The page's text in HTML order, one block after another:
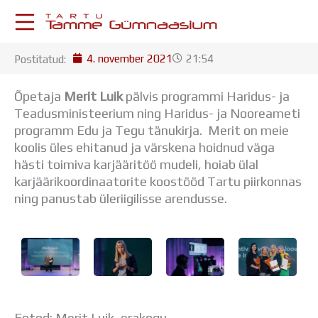
KESKKONNAD
Postkast
Drive
Tamme TV
Tamme Leht
Kooliraadio
Koorilaul
ÕPPETÖÖ
Aastaplaan
Õppekava
Ainepassid
Õpilastööd (UPT)
Postitatud: 4. november 2021 21:54
Õpetaja Merit Luikpälvis programmi Haridus- ja
Teadusministeerium ning Haridus- ja Nooreameti
programm Edu ja Tegu tänukirja. Merit on meie
koolis üles ehitanud ja värskena hoidnud väga
hästi toimiva karjääritöö mudeli, hoiab ülal
karjäärikoordinaatorite koostööd Tartu piirkonnas
ning panustab üleriigilisse arendusse.